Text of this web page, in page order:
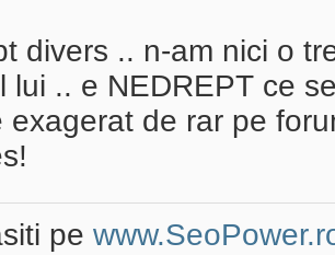
divers .. n-am nici o
lui .. e NEDREPT ce
exagerat de rar pe
pe